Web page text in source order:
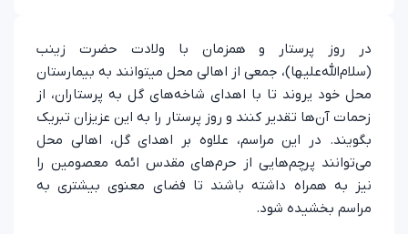
در روز پرستار و همزمان با ولادت حضرت زینب
(سلام‌الله‌علیها)، جمعی از اهالی محل میتوانند به بیمارستان
محل خود یروند تا با اهدای شاخه‌های گل به پرستاران، از
زحمات آن‌ها تقدیر کنند و روز پرستار را به این عزیزان تبریک
بگویند. در این مراسم، علاوه بر اهدای گل، اهالی محل
می‌توانند پرچم‌هایی از حرم‌های مقدس ائمه معصومین را
نیز به همراه داشته باشند تا فضای معنوی بیشتری به
مراسم بخشیده شود.